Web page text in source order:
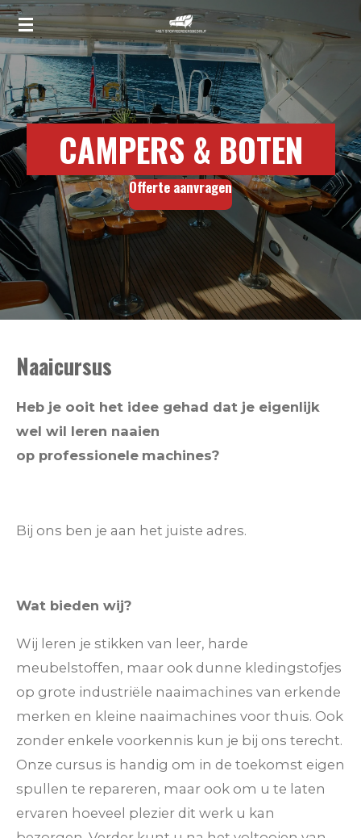
Ga
direct
naar
de
hoofdinhoud
CAMPERS & BOTEN
Offerte aanvragen
Naaicursus
Heb je ooit het idee gehad dat je eigenlijk
wel wil leren naaien
op professionele machines?
Bij ons ben je aan het juiste adres.
Wat bieden wij?
Wij leren je stikken van leer, harde
meubelstoffen, maar ook dunne kledingstofjes
op grote industriële naaimachines van erkende
merken en kleine naaimachines voor thuis. Ook
zonder enkele voorkennis kun je bij ons terecht.
Onze cursus is handig om in de toekomst eigen
spullen te repareren, maar ook om u te laten
ervaren hoeveel plezier dit werk u kan